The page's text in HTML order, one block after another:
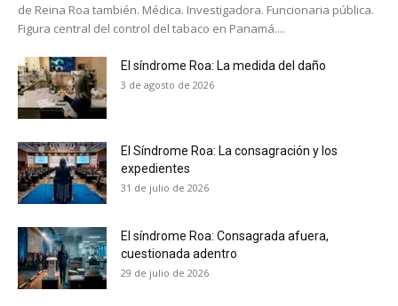
No te pierdas de las
de Reina Roa también. Médica. Investigadora. Funcionaria pública.
Figura central del control del tabaco en Panamá....
El síndrome Roa: La medida del daño
3 de agosto de 2026
El Síndrome Roa: La consagración y los
expedientes
31 de julio de 2026
El síndrome Roa: Consagrada afuera,
cuestionada adentro
29 de julio de 2026